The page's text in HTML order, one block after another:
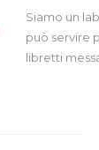
Siamo un
può servire
libretti